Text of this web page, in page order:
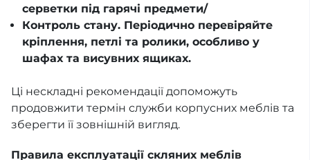
серветки під гарячі предмети/
Контроль стану. Періодично перевіряйте
кріплення, петлі та ролики, особливо у
шафах та висувних ящиках.
Ці нескладні рекомендації допоможуть
продовжити термін служби корпусних меблів та
зберегти її зовнішній вигляд.
Правила експлуатації скляних меблів